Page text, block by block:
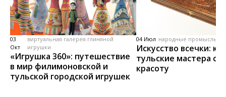
03
Окт
виртуальная галерея глиняной
игрушки
«Игрушка 360»: путешествие
в мир филимоновской и
тульской городской игрушек
04 Июл народные промыслы,
Искусство всечки: как
тульские мастера
красоту